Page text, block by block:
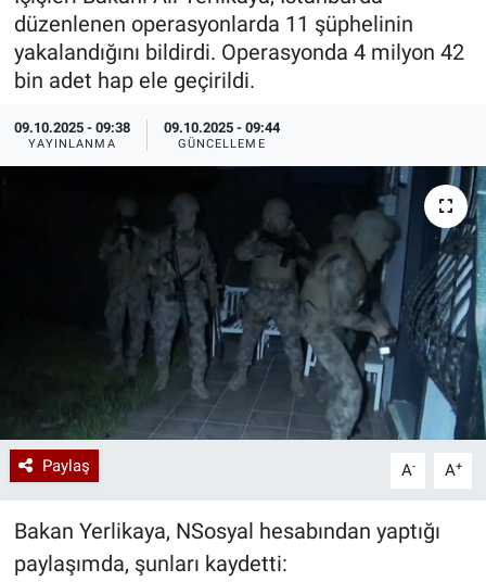
düzenlenen operasyonlarda 11 şüphelinin
yakalandığını bildirdi. Operasyonda 4 milyon 42
bin adet hap ele geçirildi.
09.10.2025 - 09:38
YAYINLANMA
09.10.2025 - 09:44
GÜNCELLEME
Paylaş A- A+
Bakan Yerlikaya, NSosyal hesabından yaptığı
paylaşımda, şunları kaydetti:
Özel Haberler
Yazarlar
Dünya
Medya
Özel Haberler
Erişim Bilgileri
Sağlık
Teknoloji
Ramazan
Haber Arşivi